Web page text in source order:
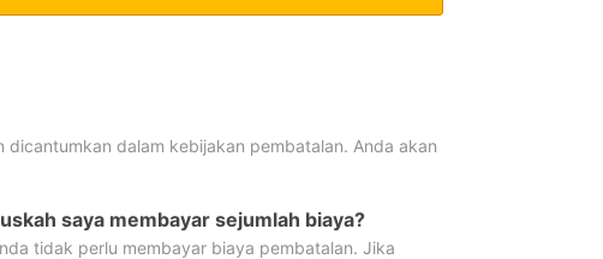
dalam kebijakan pembatalan. Anda akan
saya membayar sejumlah biaya?
tidak perlu membayar biaya pembatalan. Jika